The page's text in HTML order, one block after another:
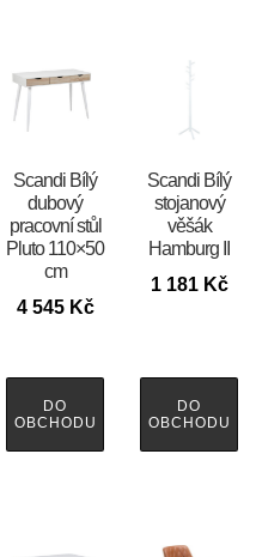
Scandi Bílý
dubový
pracovní stůl
Pluto 110×50
cm
4 545 Kč
DO
OBCHODU
Scandi Bílý
stojanový
věšák
Hamburg II
1 181 Kč
DO
OBCHODU